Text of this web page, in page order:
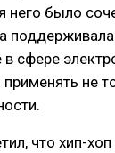
было
в сфере
не
что хип-хоп